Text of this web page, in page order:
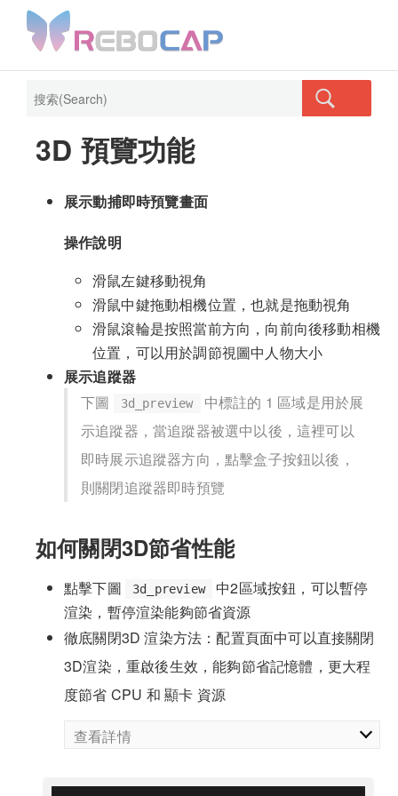
Rebocap Online
Store
3D 預覽功能
展示動捕即時預覽畫面
操作說明
滑鼠左鍵移動視角
滑鼠中鍵拖動相機位置，也就是拖動視角
滑鼠滾輪是按照當前方向，向前向後移動相機
位置，可以用於調節視圖中人物大小
展示追蹤器
下圖
3d_preview
中標註的 1 區域是用於展
示追蹤器，當追蹤器被選中以後，這裡可以
即時展示追蹤器方向，點擊盒子按鈕以後，
則關閉追蹤器即時預覽
如何關閉3D節省性能
點擊下圖 3d_preview
中2區域按鈕，可以暫停
渲染，暫停渲染能夠節省資源
徹底關閉3D 渲染方法：配置頁面中可以直接關閉
3D渲染，重啟後生效，能夠節省記憶體，更大程
度節省 CPU 和 顯卡 資源
查看詳情